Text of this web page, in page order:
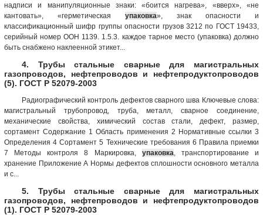
надписи и манипуляционные знаки: «боится нагрева», «вверх», «не
кантовать», «герметическая упаковка», знак опасности и
классификационный шифр группы опасности грузов 3212 по ГОСТ 19433,
серийный номер ООН 1139. 1.5.3. каждое тарное место (упаковка) должно
быть снабжено наклеенной этикет...
4. Трубы стальные сварные для магистральных
газопроводов, нефтепроводов и нефтепродуктопроводов
(5). ГОСТ Р 52079-2003
Радиографический контроль дефектов сварного шва Ключевые слова:
магистральный трубопровод, труба, металл, сварное соединение,
механические свойства, химический состав стали, дефект, размер,
сортамент Содержание 1 Область применения 2 Нормативные ссылки 3
Определения 4 Сортамент 5 Технические требования 6 Правила приемки
7 Методы контроля 8 Маркировка, упаковка , транспортирование и
хранение Приложение А Нормы дефектов сплошности основного металла
и с...
5. Трубы стальные сварные для магистральных
газопроводов, нефтепроводов и нефтепродуктопроводов
(1). ГОСТ Р 52079-2003